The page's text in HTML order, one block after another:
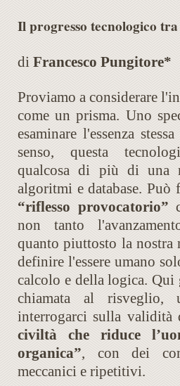
Il progresso tecnologico
di Francesco Pungitore*
Proviamo a considerare
come un prisma. Uno
esaminare l'essenza
senso, questa
qualcosa di più di una
algoritmi e database. Può
“riflesso provocatorio”
non tanto
quanto piuttosto la nostra
definire l'essere umano
calcolo e della logica. Qui
chiamata al risveglio,
interrogarci sulla validità
civiltà che riduce
organica”, con dei
meccanici e ripetitivi.